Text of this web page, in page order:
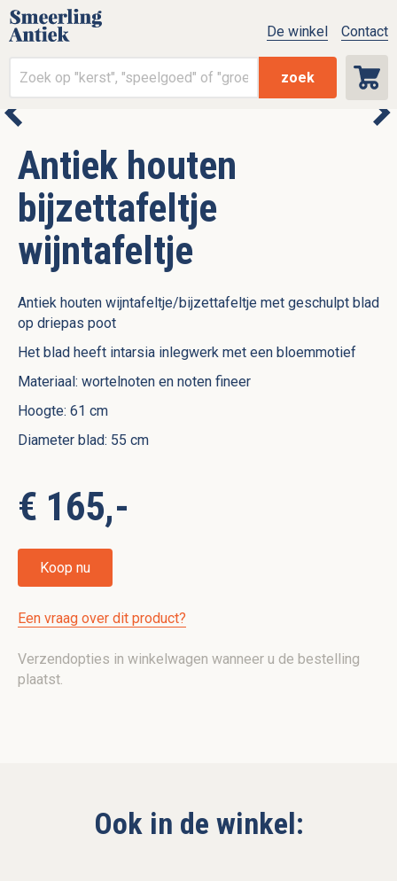
zoek
De winkel Contact
Antiek houten
bijzettafeltje
wijntafeltje
Antiek houten wijntafeltje/bijzettafeltje met geschulpt blad
op driepas poot
Het blad heeft intarsia inlegwerk met een bloemmotief
Materiaal: wortelnoten en noten fineer
Hoogte: 61 cm
Diameter blad: 55 cm
€ 165,-
Koop nu
Een vraag over dit product?
Verzendopties in winkelwagen wanneer u de bestelling
plaatst.
Ook in de winkel: